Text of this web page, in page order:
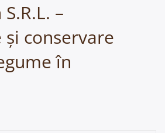
–
și conservare
în